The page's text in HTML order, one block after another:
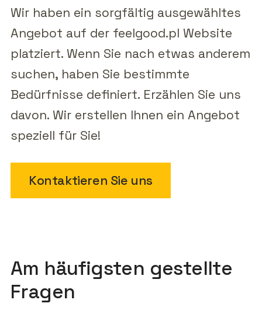
Wir haben ein sorgfältig ausgewähltes
Angebot auf der feelgood.pl Website
platziert. Wenn Sie nach etwas anderem
suchen, haben Sie bestimmte
Bedürfnisse definiert. Erzählen Sie uns
davon. Wir erstellen Ihnen ein Angebot
speziell für Sie!
Kontaktieren Sie uns
Am häufigsten gestellte
Fragen